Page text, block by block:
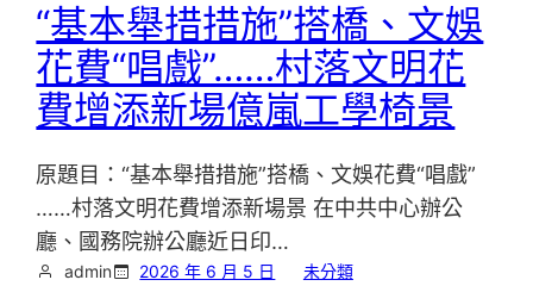
“基本舉措措施”搭橋、文娛
花費“唱戲”……村落文明花
費增添新場億嵐工學椅景
原題目：“基本舉措措施”搭橋、文娛花費“唱戲”
……村落文明花費增添新場景 在中共中心辦公
廳、國務院辦公廳近日印…
admin 2026 年 6 月 5 日 未分類